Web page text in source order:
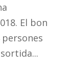
El bon